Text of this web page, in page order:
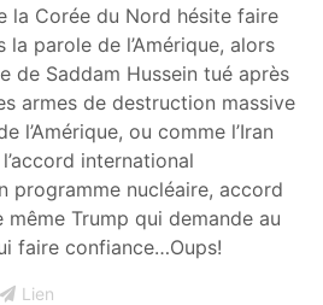
la Corée du Nord hésite faire
la parole de l’Amérique, alors
de Saddam Hussein tué après
armes de destruction massive
l’Amérique, ou comme l’Iran
international
programme nucléaire, accord
même Trump qui demande au
faire confiance…Oups!
Lien